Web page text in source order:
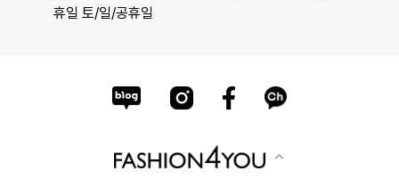
휴일 토/일/공휴일